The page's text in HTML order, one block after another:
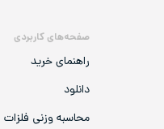
صفحه‌های کاربردی
راهنمای خرید
دانلود
محاسبه وزنی فلزات